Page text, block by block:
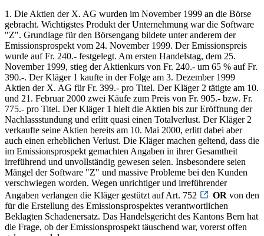
1. Die Aktien der X. AG wurden im November 1999 an die Börse
gebracht. Wichtigstes Produkt der Unternehmung war die Software
"Z". Grundlage für den Börsengang bildete unter anderem der
Emissionsprospekt vom 24. November 1999. Der Emissionspreis
wurde auf Fr. 240.- festgelegt. Am ersten Handelstag, dem 25.
November 1999, stieg der Aktienkurs von Fr. 240.- um 65 % auf Fr.
390.-. Der Kläger 1 kaufte in der Folge am 3. Dezember 1999
Aktien der X. AG für Fr. 399.- pro Titel. Der Kläger 2 tätigte am 10.
und 21. Februar 2000 zwei Käufe zum Preis von Fr. 905.- bzw. Fr.
775.- pro Titel. Der Kläger 1 hielt die Aktien bis zur Eröffnung der
Nachlassstundung und erlitt quasi einen Totalverlust. Der Kläger 2
verkaufte seine Aktien bereits am 10. Mai 2000, erlitt dabei aber
auch einen erheblichen Verlust. Die Kläger machen geltend, dass die
im Emissionsprospekt gemachten Angaben in ihrer Gesamtheit
irreführend und unvollständig gewesen seien. Insbesondere seien
Mängel der Software "Z" und massive Probleme bei den Kunden
verschwiegen worden. Wegen unrichtiger und irreführender
Angaben verlangen die Kläger gestützt auf Art. 752
OR von den
für die Erstellung des Emissionsprospektes verantwortlichen
Beklagten Schadenersatz. Das Handelsgericht des Kantons Bern hat
die Frage, ob der Emissionsprospekt täuschend war, vorerst offen